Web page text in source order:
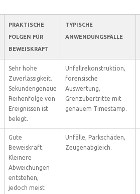
PRAKTISCHE
FOLGEN FÜR
BEWEISKRAFT
TYPISCHE
ANWENDUNGSFÄLLE
Sehr hohe
Zuverlässigkeit.
Sekundengenaue
Reihenfolge von
Ereignissen ist
belegt.
Unfallrekonstruktion,
forensische
Auswertung,
Grenzübertritte mit
genauem Timestamp.
Gute
Beweiskraft.
Kleinere
Abweichungen
entstehen,
jedoch meist
Unfälle, Parkschäden,
Zeugenabgleich.